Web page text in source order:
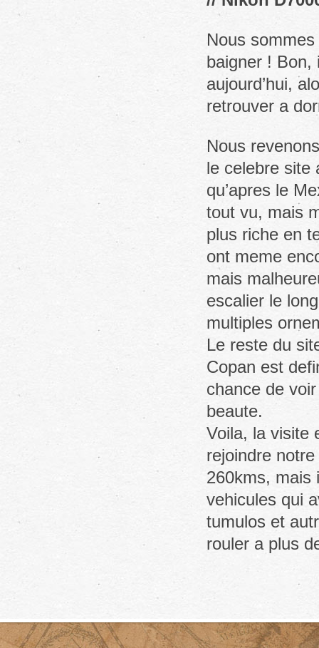
Nous
baigner ! Bon,
aujourd’hui,
retrouver a
Nous
le celebre site
qu’apres le
tout vu, mais
plus riche en
ont meme
mais
escalier le
multiples
Le reste du
Copan est
chance de
beaute.
Voila, la visite
rejoindre
260kms, mais
vehicules qui
tumulos et
rouler a plus